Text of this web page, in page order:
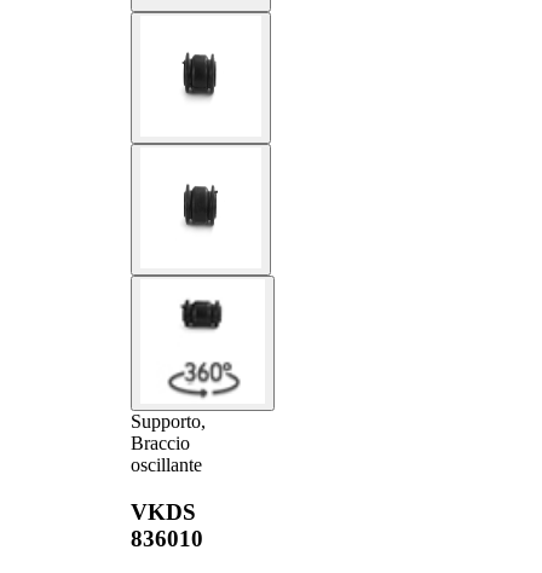
Supporto,
Braccio
oscillante
VKDS
836010